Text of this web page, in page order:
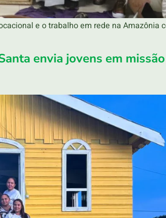
e o trabalho em rede na Amazônia
envia jovens em